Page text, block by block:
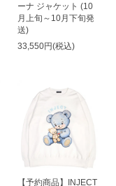
ーナ ジャケット (10
月上旬～10月下旬発
送)
33,550円(税込)
【予約商品】INJECT